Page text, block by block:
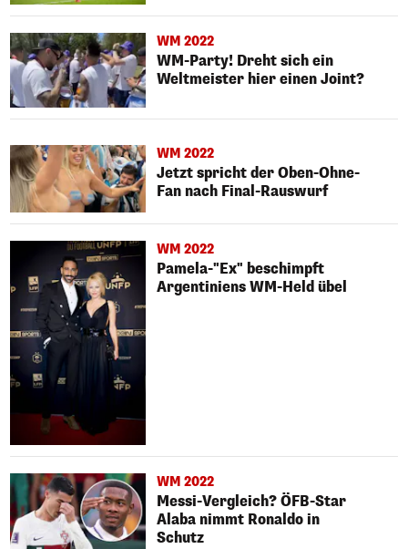
WM 2022
WM-Party! Dreht sich ein
Weltmeister hier einen Joint?
WM 2022
Jetzt spricht der Oben-Ohne-
Fan nach Final-Rauswurf
WM 2022
Pamela-"Ex" beschimpft
Argentiniens WM-Held übel
WM 2022
Messi-Vergleich? ÖFB-Star
Alaba nimmt Ronaldo in
Schutz